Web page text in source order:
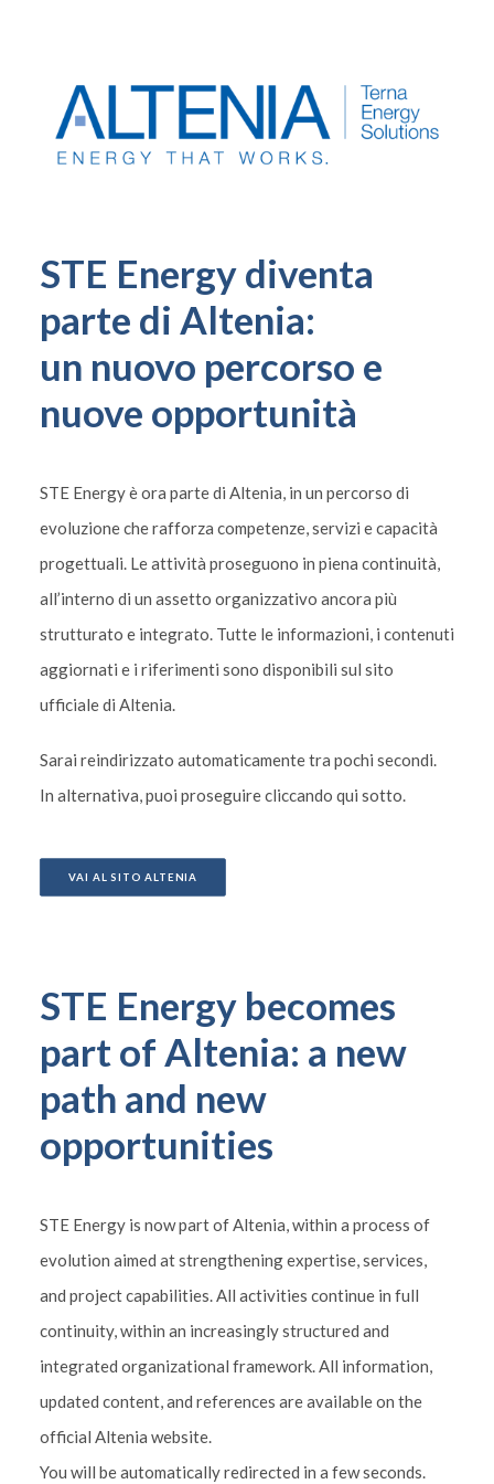
STE Energy diventa
parte di Altenia:
un nuovo percorso e
nuove opportunità
STE Energy è ora parte di Altenia, in un percorso di
evoluzione che rafforza competenze, servizi e capacità
progettuali. Le attività proseguono in piena continuità,
all’interno di un assetto organizzativo ancora più
strutturato e integrato. Tutte le informazioni, i contenuti
aggiornati e i riferimenti sono disponibili sul sito
ufficiale di Altenia.
Sarai reindirizzato automaticamente tra pochi secondi.
In alternativa, puoi proseguire cliccando qui sotto.
VAI AL SITO ALTENIA
STE Energy becomes
part of Altenia: a new
path and new
opportunities
STE Energy is now part of Altenia, within a process of
evolution aimed at strengthening expertise, services,
and project capabilities. All activities continue in full
continuity, within an increasingly structured and
integrated organizational framework. All information,
updated content, and references are available on the
official Altenia website.
You will be automatically redirected in a few seconds.